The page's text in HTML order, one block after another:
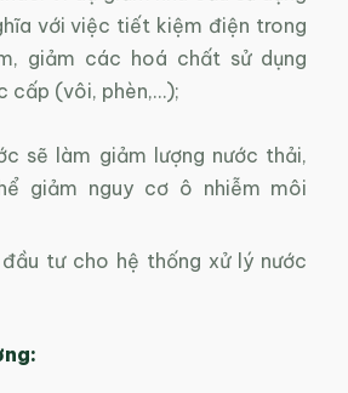
với việc tiết kiệm điện trong
giảm các hoá chất sử dụng
cấp (vôi, phèn,…);
sẽ làm giảm lượng nước thải,
giảm nguy cơ ô nhiễm môi
tư cho hệ thống xử lý nước